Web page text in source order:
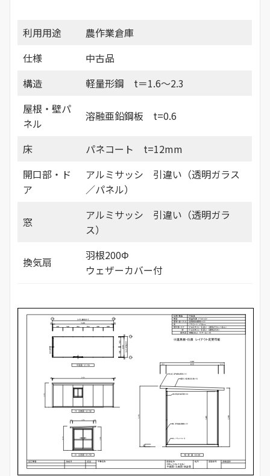
利用用途
農作業倉庫
仕様
中古品
構造
軽量形鋼 t＝1.6～2.3
屋根・壁パ
ネル
溶融亜鉛鋼板 t=0.6
床
パネコート t=12mm
開口部・ド
ア
アルミサッシ 引違い（透明ガラス
／パネル）
窓
アルミサッシ 引違い（透明ガラ
ス）
換気扇
羽根200Φ
ウェザーカバー付